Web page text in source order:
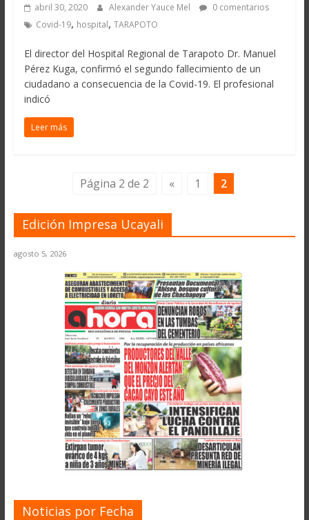
abril 30, 2020 Alexander Yauce Mel
0 comentarios
Covid-19, hospital, TARAPOTO
El director del Hospital Regional de Tarapoto Dr. Manuel
Pérez Kuga, confirmó el segundo fallecimiento de un
ciudadano a consecuencia de la Covid-19. El profesional
indicó
Leer más
Página 2 de 2 « 1 2
Edición Impresa Ucayali
agosto 5, 2026
Noticias por Fecha